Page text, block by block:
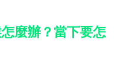
麼辦？當下要怎